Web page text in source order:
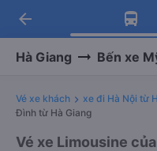
Tải app
Nhận ưu
Tải app
-30k/ghế
arrow_back
Hà Giang Bến xe
Vé xe khách xe đi Hà Nội từ
Đình từ Hà Giang
Vé xe Limousine